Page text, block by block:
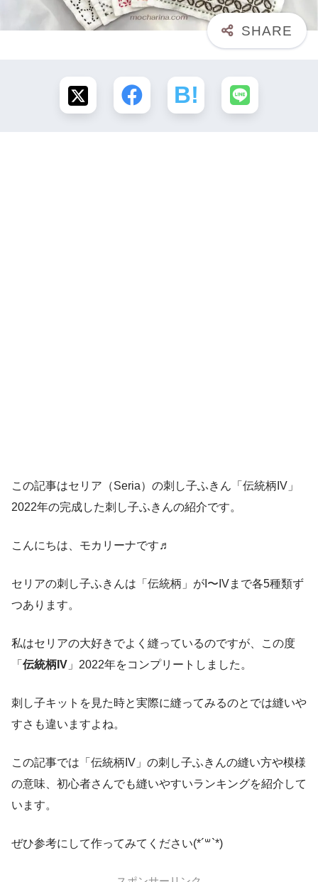
この記事はセリア（Seria）の刺し子ふきん「伝統柄IV」
2022年の完成した刺し子ふきんの紹介です。
こんにちは、モカリーナです♬
セリアの刺し子ふきんは「伝統柄」がI〜IVまで各5種類ず
つあります。
私はセリアの大好きでよく縫っているのですが、この度
「 伝統柄IV 」2022年をコンプリートしました。
刺し子キットを見た時と実際に縫ってみるのとでは縫いや
すさも違いますよね。
この記事では「伝統柄IV」の刺し子ふきんの縫い方や模様
の意味、初心者さんでも縫いやすいランキングを紹介して
います。
ぜひ参考にして作ってみてください(*´꒳`*)